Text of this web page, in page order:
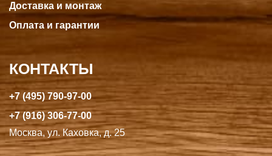
Доставка и монтаж
Оплата и гарантии
КОНТАКТЫ
+7 (495) 790-97-00
+7 (916) 306-77-00
Москва, ул. Каховка, д. 25